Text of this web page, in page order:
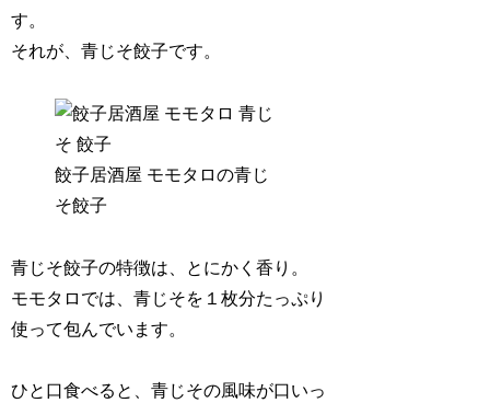
す。
それが、青じそ餃子です。
餃子居酒屋 モモタロの青じ
そ餃子
青じそ餃子の特徴は、とにかく香り。
モモタロでは、青じそを１枚分たっぷり
使って包んでいます。
ひと口食べると、青じその風味が口いっ